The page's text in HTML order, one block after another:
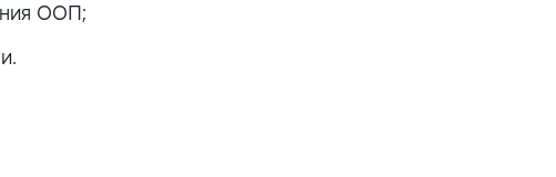
ООП;